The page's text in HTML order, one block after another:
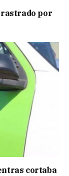
por
cortaba